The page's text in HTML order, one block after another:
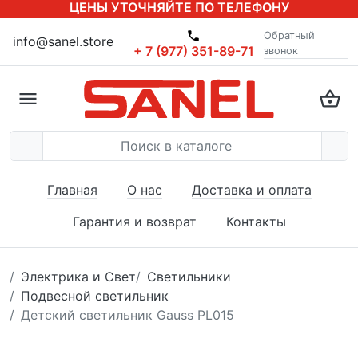
ЦЕНЫ УТОЧНЯЙТЕ ПО ТЕЛЕФОНУ
info@sanel.store
+ 7 (977) 351-89-71
Обратный
звонок
Главная О нас
Доставка и оплата
Гарантия и возврат
Контакты
Электрика и Свет
Светильники
Подвесной светильник
Детский светильник Gauss PL015